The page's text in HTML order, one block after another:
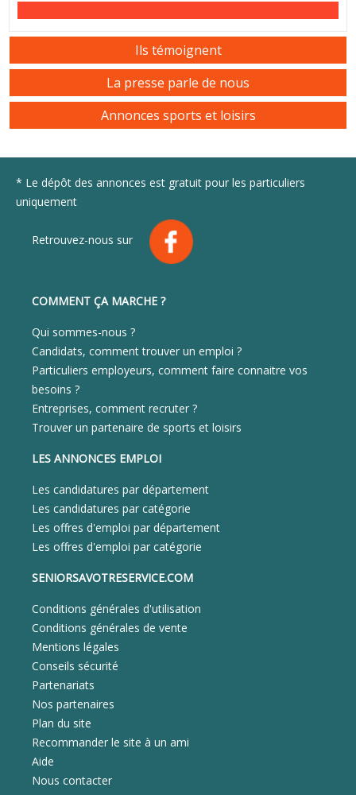
Ils témoignent
La presse parle de nous
Annonces sports et loisirs
* Le dépôt des annonces est gratuit pour les particuliers
uniquement
Retrouvez-nous sur
COMMENT ÇA MARCHE ?
Qui sommes-nous ?
Candidats, comment trouver un emploi ?
Particuliers employeurs, comment faire connaitre vos
besoins ?
Entreprises, comment recruter ?
Trouver un partenaire de sports et loisirs
LES ANNONCES EMPLOI
Les candidatures par département
Les candidatures par catégorie
Les offres d'emploi par département
Les offres d'emploi par catégorie
SENIORSAVOTRESERVICE.COM
Conditions générales d'utilisation
Conditions générales de vente
Mentions légales
Conseils sécurité
Partenariats
Nos partenaires
Plan du site
Recommander le site à un ami
Aide
Nous contacter